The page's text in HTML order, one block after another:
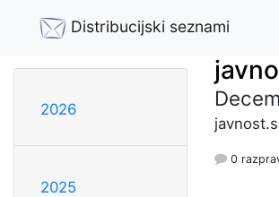
Distribucijski seznami
2026
2025
0